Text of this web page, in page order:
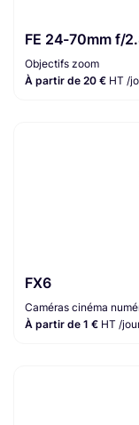
FE 24-70mm f/
Objectifs zoom
À partir de 20 € HT /
FX6
Caméras cinéma
À partir de 1 € HT /